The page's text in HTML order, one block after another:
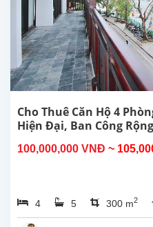
Cho Thuê Căn Hộ 4
Hiện Đại, Ban Công Rộng View
100,000,000 VNĐ ~
4 5 300 m2